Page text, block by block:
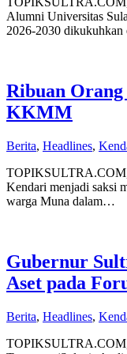
Alumni Universitas
2026-2030
Ribuan
KKMM
Berita, Headlines,
Kendari menjadi saksi
warga Muna dalam…
Gubernur
Aset pada
Berita, Headlines,